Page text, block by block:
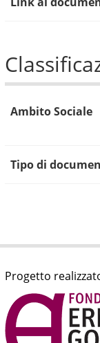
Ambito Sociale
Tipo di
Progetto